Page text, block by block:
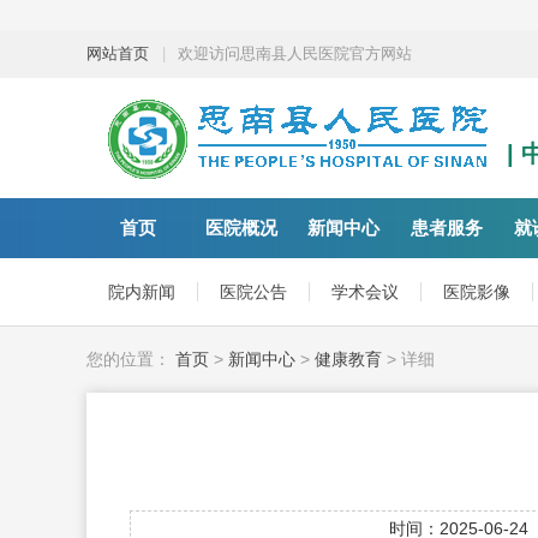
网站首页 欢迎访问思南县人民医院官方网站
|
首页 医院概况 新闻中心 患者服务 就
院内新闻 医院公告 学术会议 医院影像
您的位置： 首页 > 新闻中心 > 健康教育 > 详细
时间：2025-06-24